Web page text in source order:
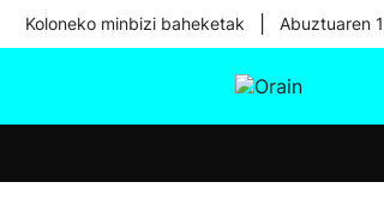
Koloneko minbizi baheketak Abuztuaren